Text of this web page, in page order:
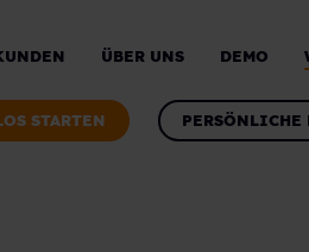
ÜBER UNS DEMO
STARTEN PERSÖNLICHE